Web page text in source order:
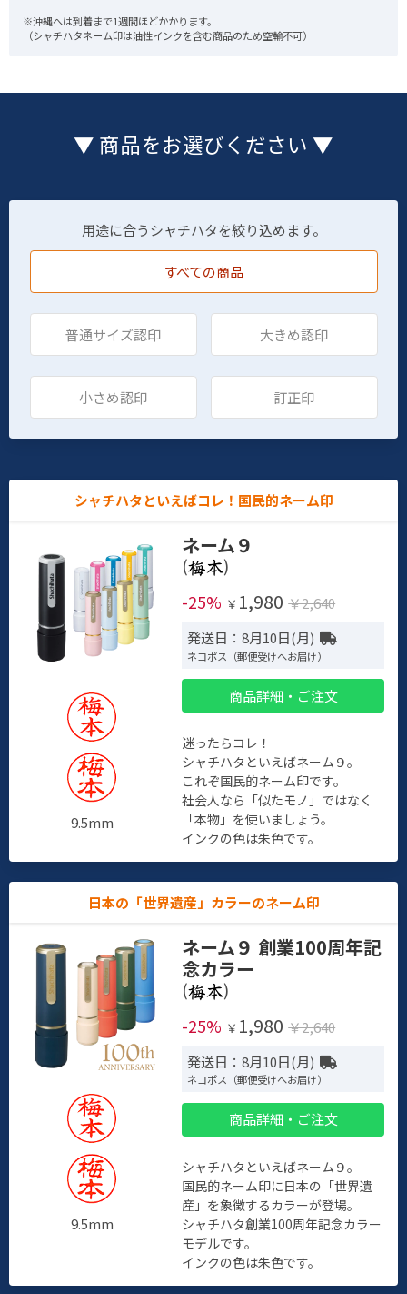
※沖縄へは到着まで1週間ほどかかります。
（シャチハタネーム印は油性インクを含む商品のため空輸不可）
▼ 商品をお選びください ▼
用途に合うシャチハタを絞り込めます。
すべての商品
普通サイズ認印 大きめ認印
小さめ認印 訂正印
シャチハタといえばコレ！国民的ネーム印
9.5mm
ネーム９
(
)
-25% ￥ 1,980 ￥2,640
発送日：8月10日(月)
ネコポス（郵便受けへお届け）
商品詳細・ご注文
迷ったらコレ！
シャチハタといえばネーム９。
これぞ国民的ネーム印です。
社会人なら「似たモノ」ではなく
「本物」を使いましょう。
インクの色は朱色です。
日本の「世界遺産」カラーのネーム印
9.5mm
ネーム９ 創業100周年記
念カラー
(
)
-25% ￥ 1,980 ￥2,640
発送日：8月10日(月)
ネコポス（郵便受けへお届け）
商品詳細・ご注文
シャチハタといえばネーム９。
国民的ネーム印に日本の「世界遺
産」を象徴するカラーが登場。
シャチハタ創業100周年記念カラー
モデルです。
インクの色は朱色です。